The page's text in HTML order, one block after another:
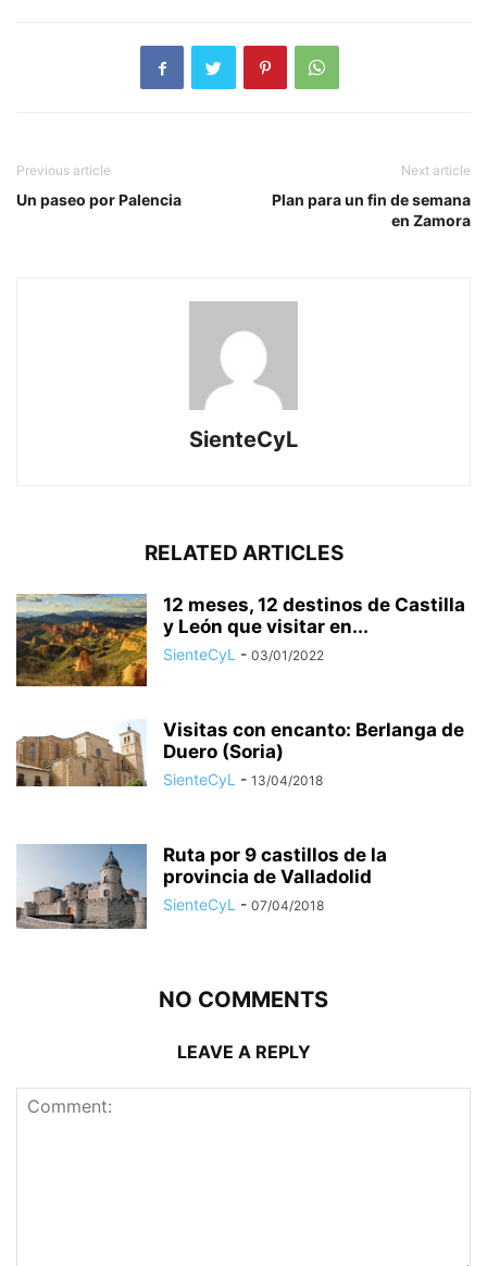
Previous article
Un paseo por Palencia
Next article
Plan para un fin de semana
en Zamora
SienteCyL
RELATED ARTICLES
12 meses, 12 destinos de Castilla
y León que visitar en...
SienteCyL - 03/01/2022
Visitas con encanto: Berlanga de
Duero (Soria)
SienteCyL - 13/04/2018
Ruta por 9 castillos de la
provincia de Valladolid
SienteCyL - 07/04/2018
NO COMMENTS
LEAVE A REPLY